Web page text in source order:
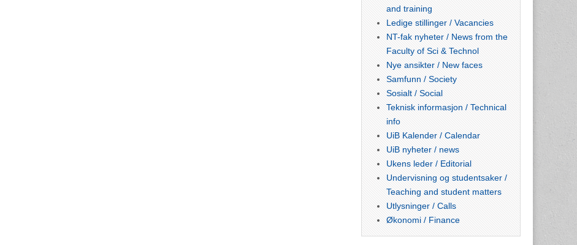
and training
Ledige stillinger / Vacancies
NT-fak nyheter / News from the
Faculty of Sci & Technol
Nye ansikter / New faces
Samfunn / Society
Sosialt / Social
Teknisk informasjon / Technical
info
UiB Kalender / Calendar
UiB nyheter / news
Ukens leder / Editorial
Undervisning og studentsaker /
Teaching and student matters
Utlysninger / Calls
Økonomi / Finance